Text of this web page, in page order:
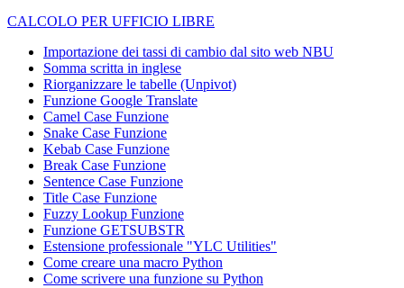
CALCOLO PER UFFICIO LIBRE
Importazione dei tassi di cambio dal sito web NBU
Somma scritta in inglese
Riorganizzare le tabelle (Unpivot)
Funzione Google Translate
Camel Case Funzione
Snake Case Funzione
Kebab Case Funzione
Break Case Funzione
Sentence Case Funzione
Title Case Funzione
Fuzzy Lookup Funzione
Funzione GETSUBSTR
Estensione professionale "YLC Utilities"
Come creare una macro Python
Come scrivere una funzione su Python